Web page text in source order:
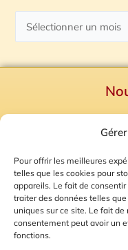
Pour offrir les meilleures
telles que les cookies pour
appareils. Le fait de
traiter des données telles
uniques sur ce site. Le fait
consentement peut avoir un
fonctions.
Mentions